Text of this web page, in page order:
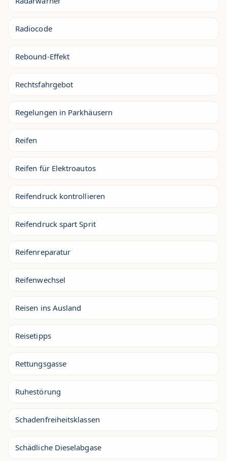
Radiocode
Rebound-Effekt
Rechtsfahrgebot
Regelungen in Parkhäusern
Reifen
Reifen für Elektroautos
Reifendruck kontrollieren
Reifendruck spart Sprit
Reifenreparatur
Reifenwechsel
Reisen ins Ausland
Reisetipps
Rettungsgasse
Ruhestörung
Schadenfreiheitsklassen
Schädliche Dieselabgase